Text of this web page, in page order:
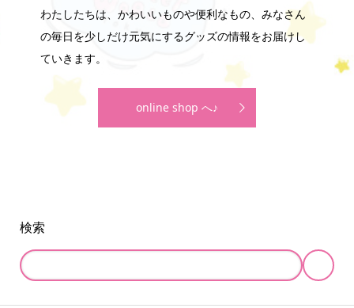
わたしたちは、かわいいものや便利なもの、みなさん
の毎日を少しだけ元気にするグッズの情報をお届けし
ていきます。
online shop へ♪
検索